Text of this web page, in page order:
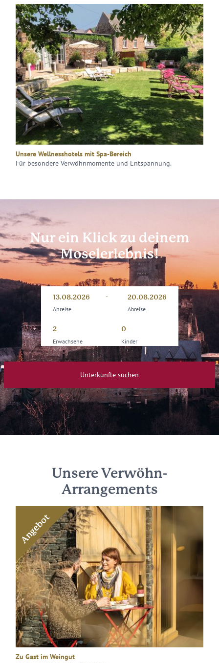
Unsere Wellnesshotels mit Spa-Bereich
Für besondere Verwöhnmomente und Entspannung.
Nur ein Klick zu deinem
Moselerlebnis!
Anreise
13.08.2026 -
Abreise
20.08.2026
Anreise
Abreise
Erwachsene Kinder
Unterkünfte suchen
Unsere Verwöhn-
Arrangements
Angebot
Zu Gast im Weingut